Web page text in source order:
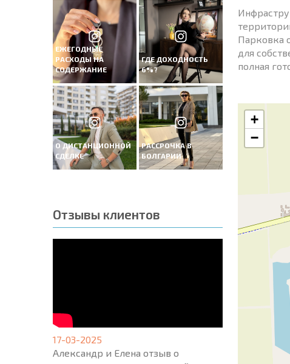
ЕЖЕГОДНЫЕ
РАСХОДЫ НА
СОДЕРЖАНИЕ
ГДЕ ДОХОДНОСТЬ
6%?
О ДИСТАНЦИОННОЙ
СДЕЛКЕ
РАССРОЧКА В
БОЛГАРИИ
Отзывы клиентов
17-03-2025
Александр и Елена отзыв о
Парковка
для
полная
+
−